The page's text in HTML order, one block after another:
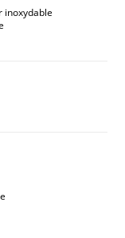
inoxydable